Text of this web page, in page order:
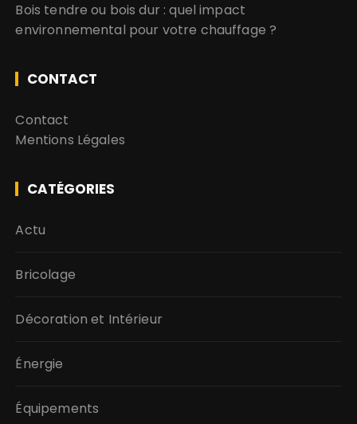
Bois tendre ou bois dur : quel impact
environnemental pour votre chauffage ?
CONTACT
Contact
Mentions Légales
CATÉGORIES
Actu
Bricolage
Décoration et Intérieur
Énergie
Équipements